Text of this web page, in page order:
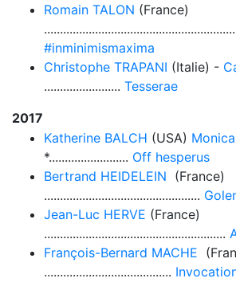
Romain TALON (France)
............................................................
#inminimismaxima
Christophe TRAPANI (Italie) -
........................ Tesserae
2017
Katherine BALCH (USA)
*......................... Off hesperus
Bertrand HEIDELEIN (France)
.................................................
Jean-Luc HERVE (France)
.........................................................
François-Bernard MACHE
........................................